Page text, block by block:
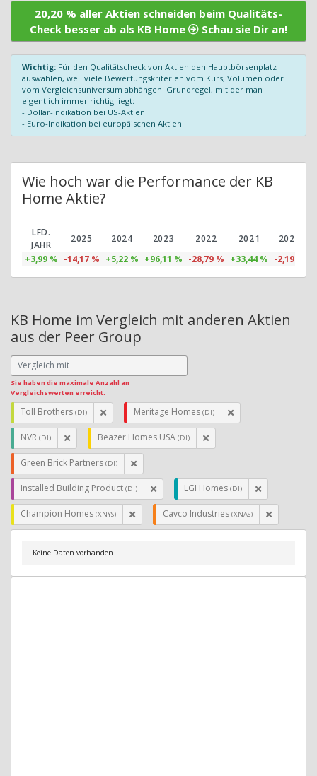
20,20 % aller Aktien schneiden beim Qualitäts-
Check besser ab als KB Home
Schau sie Dir an!
Wichtig: Für den Qualitätscheck von Aktien den Hauptbörsenplatz
auswählen, weil viele Bewertungskriterien vom Kurs, Volumen oder
vom Vergleichsuniversum abhängen. Grundregel, mit der man
eigentlich immer richtig liegt:
- Dollar-Indikation bei US-Aktien
- Euro-Indikation bei europäischen Aktien.
Wie hoch war die Performance der KB
Home Aktie?
LFD.
JAHR
2025 2024 2023 2022 2021
2020
+3,99 % -14,17 % +5,22 % +96,11 % -28,79 % +33,44 % -2,19 %
KB Home im Vergleich mit anderen Aktien
aus der Peer Group
Sie haben die maximale Anzahl an
Vergleichswerten erreicht.
Toll Brothers (DI) Meritage Homes (DI)
NVR (DI) Beazer Homes USA (DI)
Green Brick Partners (DI)
Installed Building Product (DI) LGI Homes (DI)
Champion Homes (XNYS) Cavco Industries (XNAS)
Keine Daten vorhanden